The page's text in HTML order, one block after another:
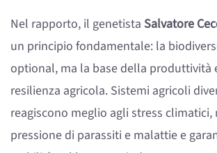
Nel rapporto, il genetista Salvatore
un principio fondamentale: la
optional, ma la base della produttività
resilienza agricola. Sistemi agricoli
reagiscono meglio agli stress
pressione di parassiti e malattie e